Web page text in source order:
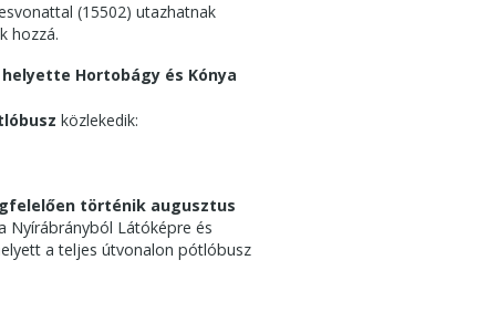
(15502) utazhatnak
hozzá.
helyette Hortobágy és Kónya
közlekedik:
történik augusztus
Nyírábrányból Látóképre és
a teljes útvonalon pótlóbusz